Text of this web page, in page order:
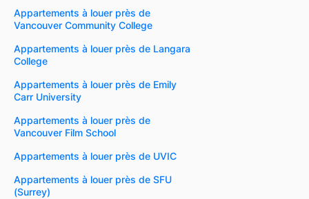
Appartements à louer près de
Vancouver Community College
Appartements à louer près de Langara
College
Appartements à louer près de Emily
Carr University
Appartements à louer près de
Vancouver Film School
Appartements à louer près de UVIC
Appartements à louer près de SFU
(Surrey)